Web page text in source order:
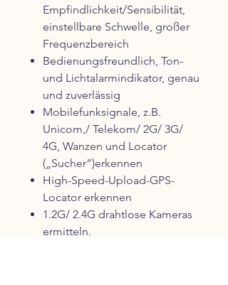
Empfindlichkeit/Sensibilität,
einstellbare Schwelle, großer
Frequenzbereich
Bedienungsfreundlich, Ton-
und Lichtalarmindikator, genau
und zuverlässig
Mobilefunksignale, z.B.
Unicom,/ Telekom/ 2G/ 3G/
4G, Wanzen und Locator
(„Sucher“)erkennen
High-Speed-Upload-GPS-
Locator erkennen
1.2G/ 2.4G drahtlose Kameras
ermitteln.